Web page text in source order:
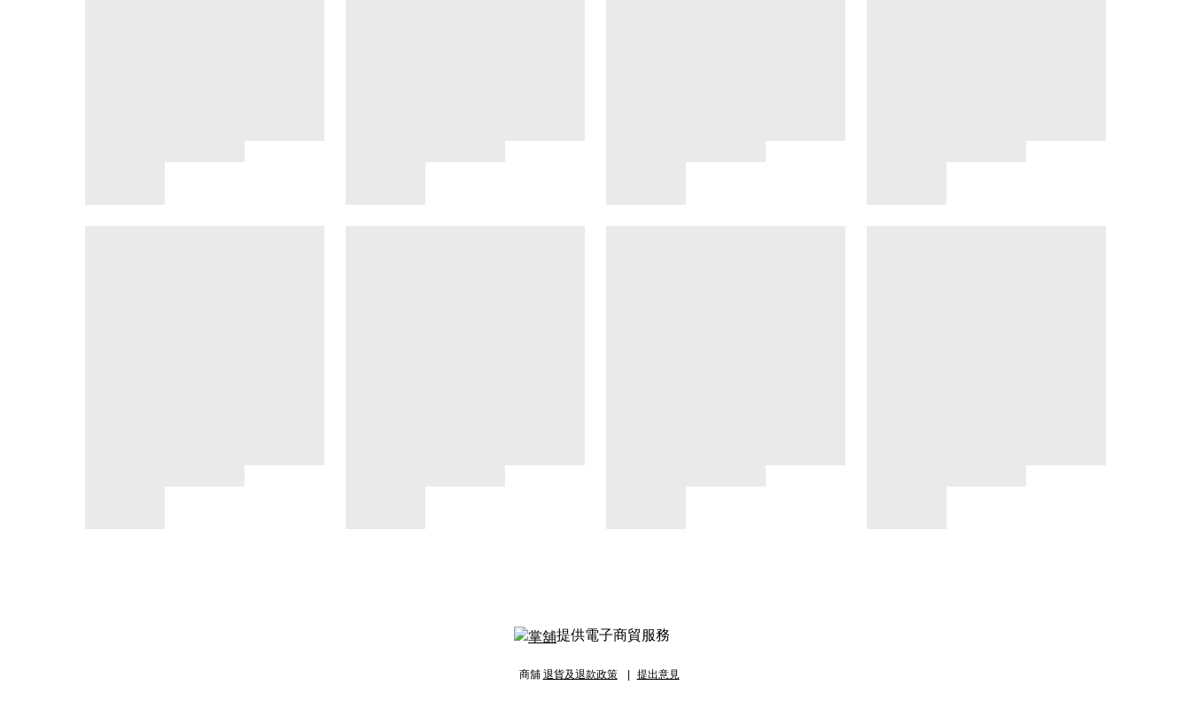
提供電子商貿服務
商舖 退貨及退款政策 提出意見